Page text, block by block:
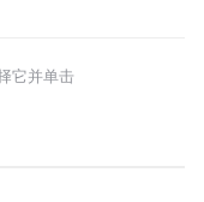
它并单击